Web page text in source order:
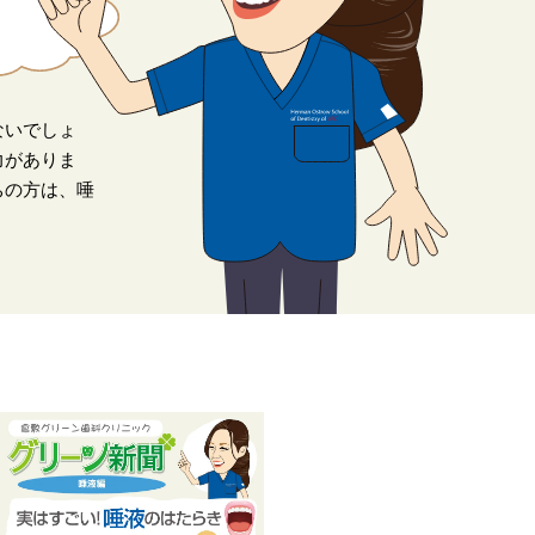
でしょ
ありま
方は、唾